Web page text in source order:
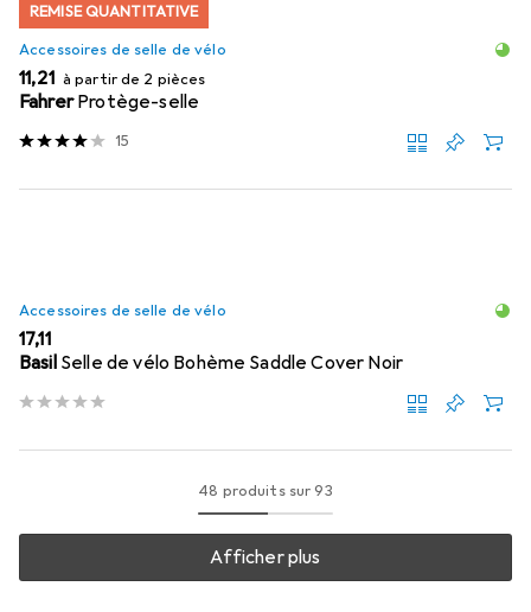
REMISE QUANTITATIVE
Accessoires de selle de vélo
EUR
11,21 à partir de 2 pièces
Fahrer Protège-selle
15
Accessoires de selle de vélo
EUR
17,11
Basil Selle de vélo Bohème Saddle Cover Noir
48 produits sur 93
Afficher plus